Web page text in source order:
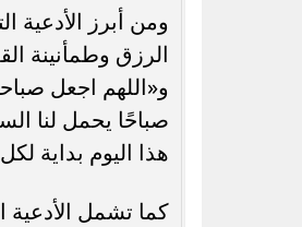
ومن أبرز الأدعية
الرزق وطمأنينة
و«اللهم اجعل
صباحًا يحمل لنا
هذا اليوم بداية
كما تشمل